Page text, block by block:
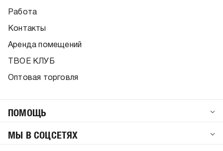
Работа
Контакты
Аренда помещений
ТВОЕ КЛУБ
Оптовая торговля
ПОМОЩЬ
МЫ В СОЦСЕТЯХ